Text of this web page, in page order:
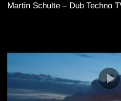
Martin Schulte – Dub Techno